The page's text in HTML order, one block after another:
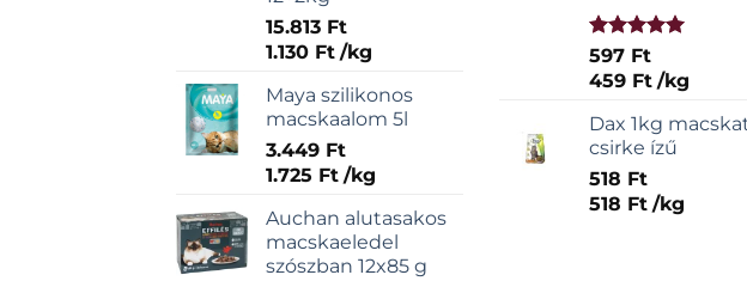
15.813 Ft
1.130 Ft /kg
Maya szilikonos
macskaalom 5l
3.449 Ft
1.725 Ft /kg
Auchan alutasakos
macskaeledel
szószban 12x85 g
Értékelés:
5.00/ 5
597 Ft
459 Ft /kg
Dax 1kg
csirke ízű
518 Ft
518 Ft /kg